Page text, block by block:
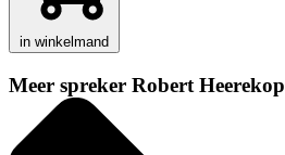
in winkelmand
Meer spreker Robert Heerekop